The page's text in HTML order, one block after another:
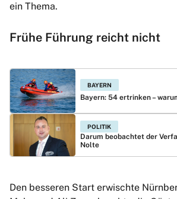
ein Thema.
Frühe Führung reicht nicht
BAYERN
Bayern: 54 ertrinken –
POLITIK
Darum beobachtet der
Nolte
Den besseren Start erwischte